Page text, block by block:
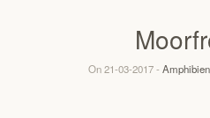
On 21-03-2017 - Amphibien